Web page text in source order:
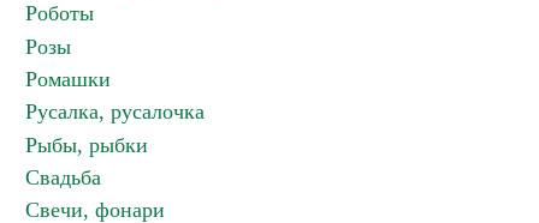
Роботы
Розы
Ромашки
Русалка, русалочка
Рыбы, рыбки
Свадьба
Свечи, фонари